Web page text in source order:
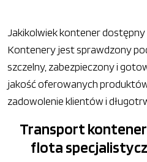
Jakikolwiek kontener
Kontenery jest sprawdzony
szczelny, zabezpieczony i
jakość oferowanych
zadowolenie klientów i
Transport
flota